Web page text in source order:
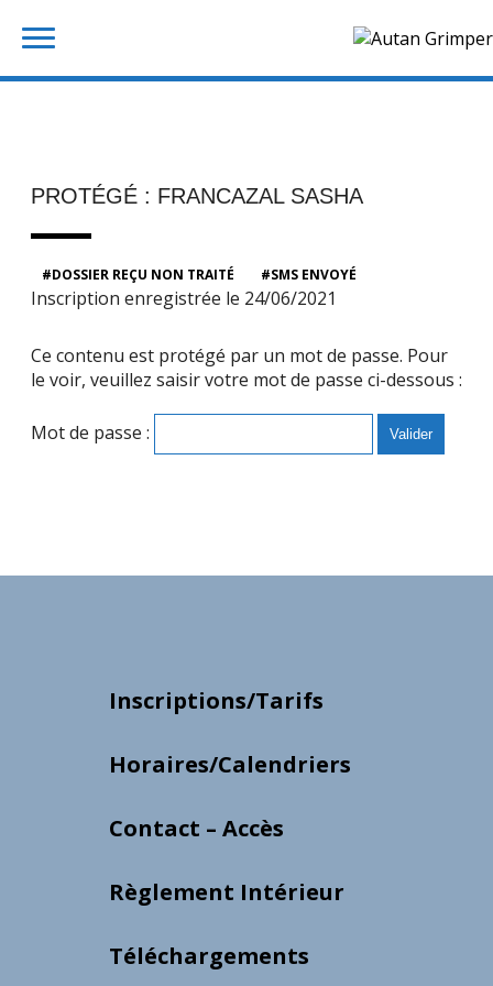
PROTÉGÉ : FRANCAZAL SASHA
DOSSIER REÇU NON TRAITÉ SMS ENVOYÉ
Inscription enregistrée le 24/06/2021
Ce contenu est protégé par un mot de passe. Pour
le voir, veuillez saisir votre mot de passe ci-dessous :
Mot de passe :
Inscriptions/Tarifs
Horaires/Calendriers
Contact – Accès
Règlement Intérieur
Téléchargements